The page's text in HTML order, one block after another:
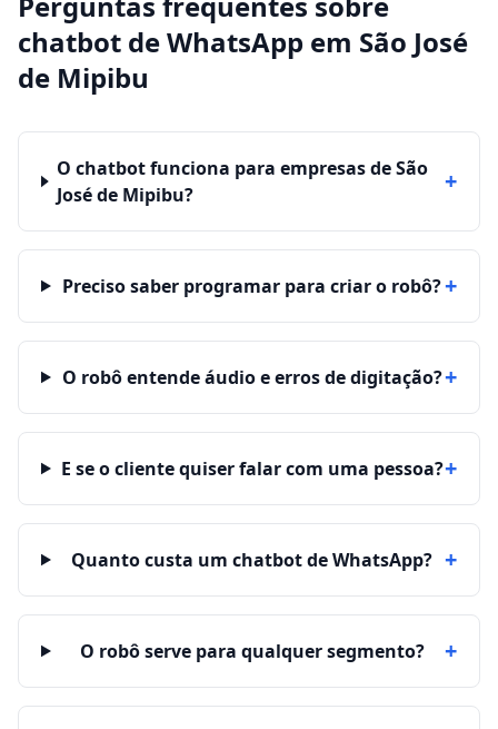
chatbot de WhatsApp em São José
de Mipibu
O chatbot funciona para empresas de São
José de Mipibu?
+
Preciso saber programar para criar o robô?+
O robô entende áudio e erros de digitação?+
E se o cliente quiser falar com uma pessoa?+
Quanto custa um chatbot de WhatsApp? +
O robô serve para qualquer segmento? +